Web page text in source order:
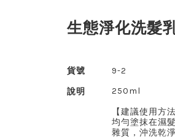
生態淨化洗髮
貨號
9-2
說明
250ml
【建議使用方法
均勻塗抹在濕
雜質，沖洗乾淨